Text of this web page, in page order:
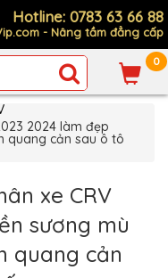
Hotline: 0783 63 66 88
- Nâng tầm đẳng cấp
0
2024 làm đẹp
quang cản sau ô tô
xe CRV
sương mù
quang cản